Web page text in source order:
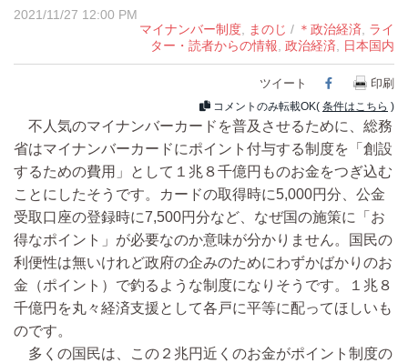
2021/11/27 12:00 PM
マイナンバー制度
まのじ / ＊政治経済
ライ
ター・読者からの情報 政治経済 日本国内
ツイート Facebook
印刷
コメントのみ転載OK( 条件はこちら )
不人気のマイナンバーカードを普及させるために、総務
省はマイナンバーカードにポイント付与する制度を「創設
するための費用」として１兆８千億円ものお金をつぎ込む
ことにしたそうです。カードの取得時に5,000円分、公金
受取口座の登録時に7,500円分など、なぜ国の施策に「お
得なポイント」が必要なのか意味が分かりません。国民の
利便性は無いけれど政府の企みのためにわずかばかりのお
金（ポイント）で釣るような制度になりそうです。１兆８
千億円を丸々経済支援として各戸に平等に配ってほしいも
のです。
多くの国民は、この２兆円近くのお金がポイント制度の